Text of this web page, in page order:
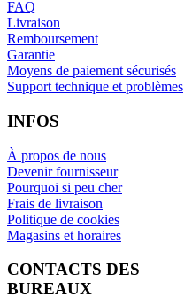
FAQ
Livraison
Remboursement
Garantie
Moyens de paiement sécurisés
Support technique et problèmes
INFOS
À propos de nous
Devenir fournisseur
Pourquoi si peu cher
Frais de livraison
Politique de cookies
Magasins et horaires
CONTACTS DES
BUREAUX